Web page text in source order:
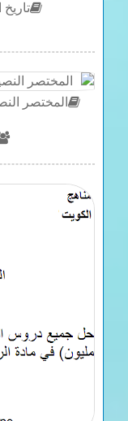
تاريخ
المختصر